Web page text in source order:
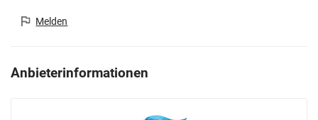
Melden
Anbieterinformationen